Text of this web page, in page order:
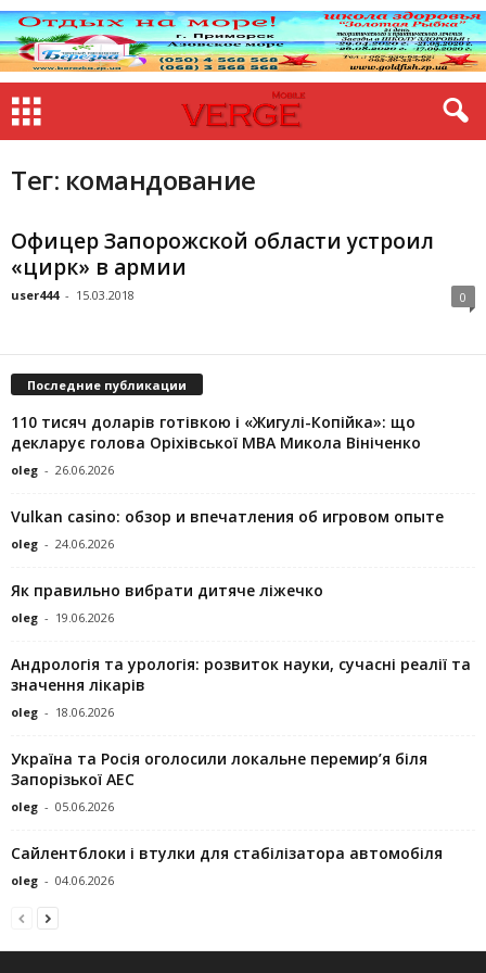
Тег: командование
Офицер Запорожской области устроил
«цирк» в армии
user444 - 15.03.2018 0
Последние публикации
110 тисяч доларів готівкою і «Жигулі-Копійка»: що
декларує голова Оріхівської МВА Микола Вініченко
oleg - 26.06.2026
Vulkan casino: обзор и впечатления об игровом опыте
oleg - 24.06.2026
Як правильно вибрати дитяче ліжечко
oleg - 19.06.2026
Андрологія та урологія: розвиток науки, сучасні реалії та
значення лікарів
oleg - 18.06.2026
Україна та Росія оголосили локальне перемир’я біля
Запорізької АЕС
oleg - 05.06.2026
Сайлентблоки і втулки для стабілізатора автомобіля
oleg - 04.06.2026